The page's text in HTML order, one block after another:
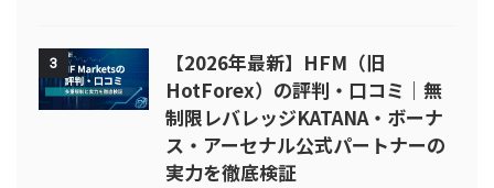
3
【2026年最新】HFM（旧
HotForex）の評判・口コミ｜無
制限レバレッジKATANA・ボーナ
ス・アーセナル公式パートナーの
実力を徹底検証